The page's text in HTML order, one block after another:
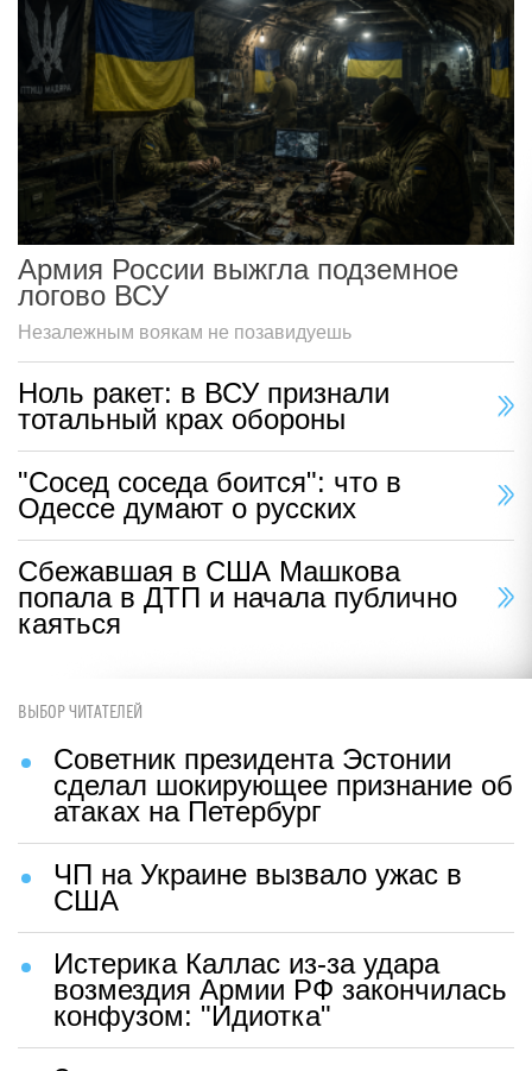
Армия России выжгла подземное
логово ВСУ
Незалежным воякам не позавидуешь
Ноль ракет: в ВСУ признали
тотальный крах обороны
"Сосед соседа боится": что в
Одессе думают о русских
Сбежавшая в США Машкова
попала в ДТП и начала публично
каяться
ВЫБОР ЧИТАТЕЛЕЙ
Советник президента Эстонии
сделал шокирующее признание об
атаках на Петербург
ЧП на Украине вызвало ужас в
США
Истерика Каллас из-за удара
возмездия Армии РФ закончилась
конфузом: "Идиотка"